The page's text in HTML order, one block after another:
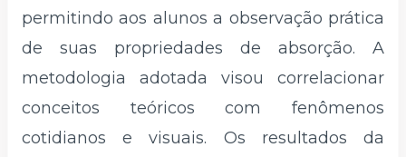
permitindo aos alunos a observação prática
de suas propriedades de absorção. A
metodologia adotada visou correlacionar
conceitos teóricos com fenômenos
cotidianos e visuais. Os resultados da